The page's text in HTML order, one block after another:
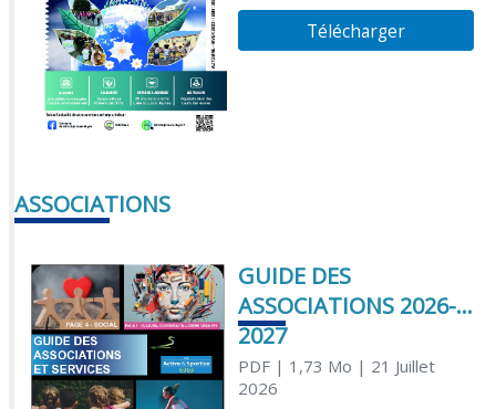
Télécharger
ASSOCIATIONS
GUIDE DES
ASSOCIATIONS 2026-
2027
PDF| 1,73 Mo | 21 Juillet
2026